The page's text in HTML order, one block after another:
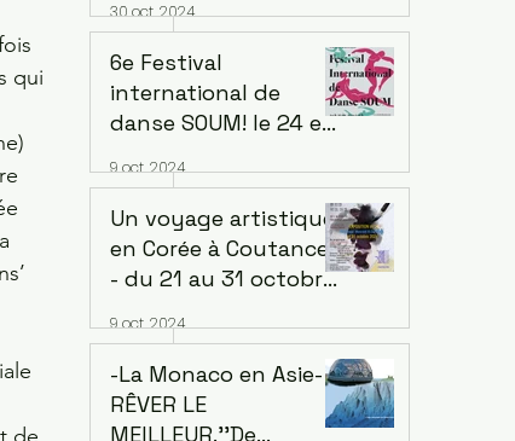
qui
intellectuelle de cinq
continents.
Exposition au siège
de l'OCDE à Paris
30 oct. 2024
6e Festival
international de
danse SOUM! le 24 et
20h au Regard du
Cygne, 210 Rue de
Belleville 75020 Paris
9 oct. 2024
Un voyage artistique
en Corée à Coutances
- du 21 au 31 octobre
d'art - Art à la
Miséricorde -
Coutances
9 oct. 2024
-La Monaco en Asie-
RÊVER LE
MEILLEUR.''De